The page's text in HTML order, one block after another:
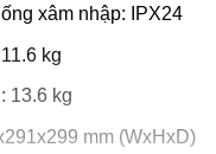
xâm nhập: IPX24
kg
13.6 kg
mm (WxHxD)